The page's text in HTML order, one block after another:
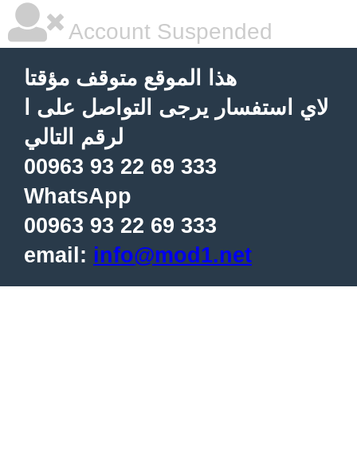
Account Suspended
هذا الموقع متوقف مؤقتا
لاي استفسار يرجى التواصل على ا
لرقم التالي
00963 93 22 69 333
WhatsApp
00963 93 22 69 333
email: info@mod1.net